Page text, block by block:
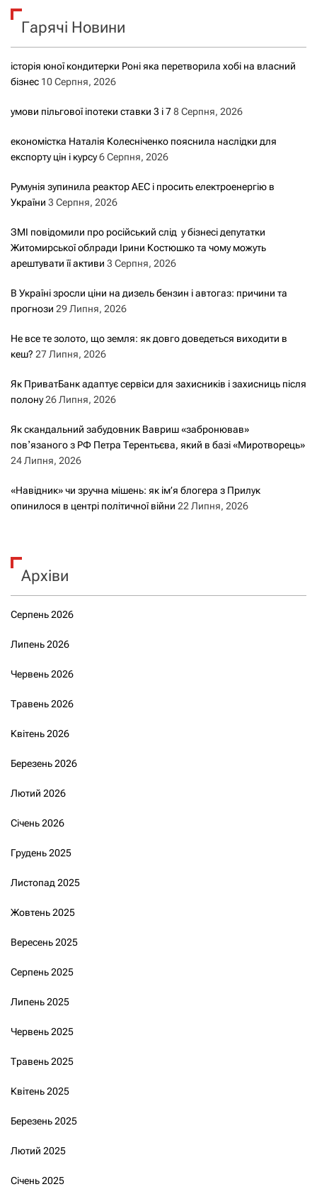
к
Гарячі Новини
історія юної кондитерки Роні яка перетворила хобі на власний
бізнес 10 Серпня, 2026
умови пільгової іпотеки ставки 3 і 78 Серпня, 2026
економістка Наталія Колесніченко пояснила наслідки для
експорту цін і курсу6 Серпня, 2026
Румунія зупинила реактор АЕС і просить електроенергію в
України 3 Серпня, 2026
ЗМІ повідомили про російський слід у бізнесі депутатки
Житомирської облради Ірини Костюшко та чому можуть
арештувати її активи 3 Серпня, 2026
В Україні зросли ціни на дизель бензин і автогаз: причини та
прогнози 29 Липня, 2026
Не все те золото, що земля: як довго доведеться виходити в
кеш? 27 Липня, 2026
Як ПриватБанк адаптує сервіси для захисників і захисниць після
полону26 Липня, 2026
Як скандальний забудовник Вавриш «забронював»
повʼязаного з РФ Петра Терентьєва, який в базі «Миротворець»
24 Липня, 2026
«Навідник» чи зручна мішень: як ім’я блогера з Прилук
опинилося в центрі політичної війни 22 Липня, 2026
Архіви
Серпень 2026
Липень 2026
Червень 2026
Травень 2026
Квітень 2026
Березень 2026
Лютий 2026
Січень 2026
Грудень 2025
Листопад 2025
Жовтень 2025
Вересень 2025
Серпень 2025
Липень 2025
Червень 2025
Травень 2025
Квітень 2025
Березень 2025
Лютий 2025
Січень 2025